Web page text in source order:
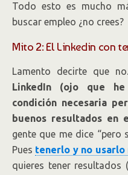
Todo esto es mucho
buscar empleo ¿no crees?
Mito 2: El Linkedin con
Lamento decirte que
LinkedIn (ojo que
condición necesaria
buenos resultados en
gente que me dice “pero
Pues tenerlo y no usarlo
quieres tener resultados